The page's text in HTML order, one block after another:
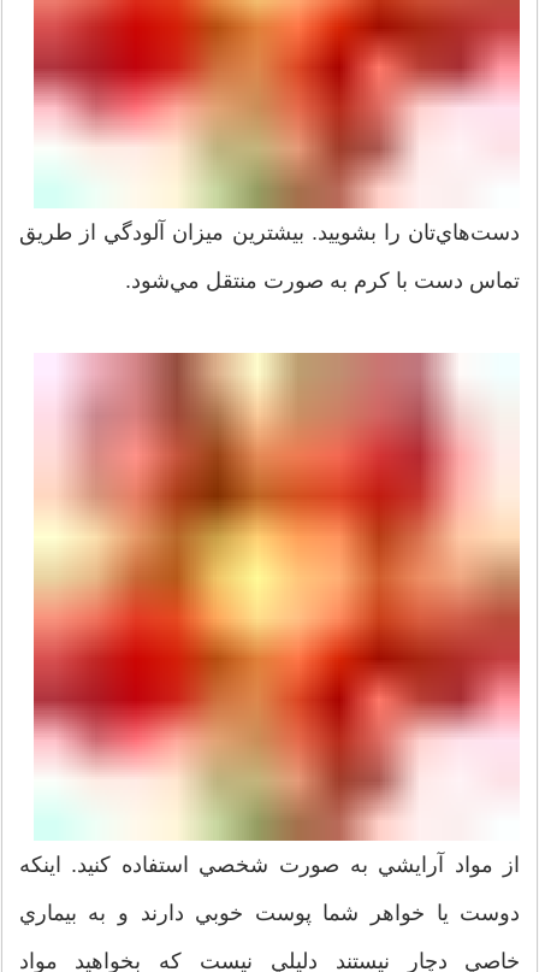
دست‌هاي‌تان را بشوييد. بيشترين ميزان آلودگي از طريق
تماس دست با کرم به صورت منتقل مي‌شود.
از مواد آرايشي به صورت شخصي استفاده کنيد. اينکه
دوست يا خواهر شما پوست خوبي دارند و به بيماري
خاصي دچار نيستند دليلي نيست که بخواهيد مواد